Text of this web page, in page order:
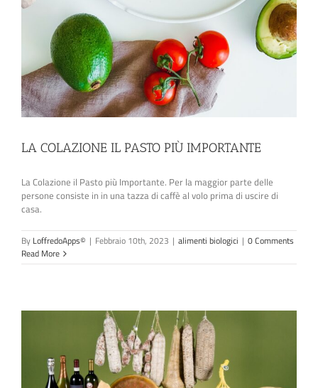
LA COLAZIONE IL PASTO PIÙ IMPORTANTE
La Colazione il Pasto più Importante. Per la maggior parte delle
persone consiste in in una tazza di caffè al volo prima di uscire di
casa.
By LoffredoApps© | Febbraio 10th, 2023 | alimenti biologici | 0 Comments
Read More